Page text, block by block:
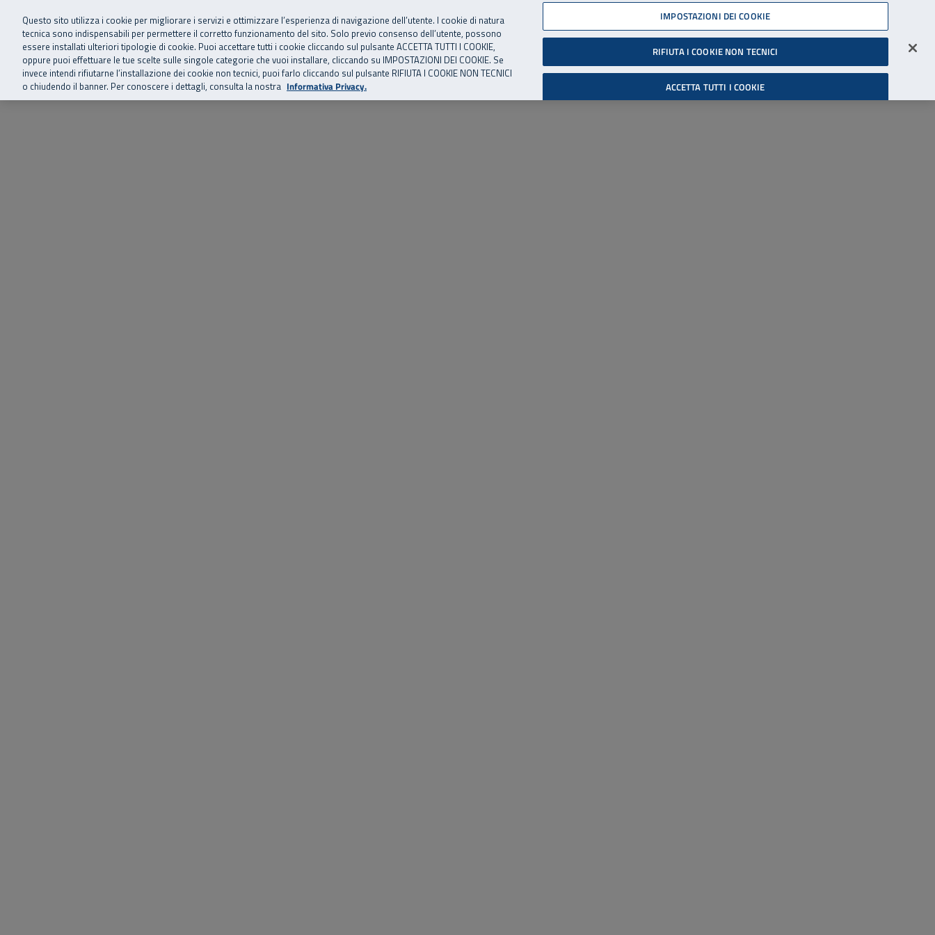
Vai al menu principale
Vai al contenuto principale
Vai al Footer 06 45539607
SuperAbile - il Contact Center Inail per il mondo della disabilità
Home Chi siamo Storie, news ed eventi Risorse utili Supporto Accessibilità
Cerca
Accedi all'area riservata
Questo sito utilizza i cookie per migliorare i servizi e ottimizzare l’esperienza di navigazione dell’utente. I cookie di natura
tecnica sono indispensabili per permettere il corretto funzionamento del sito. Solo previo consenso dell’utente, possono
essere installati ulteriori tipologie di cookie. Puoi accettare tutti i cookie cliccando sul pulsante ACCETTA TUTTI I COOKIE,
oppure puoi effettuare le tue scelte sulle singole categorie che vuoi installare, cliccando su IMPOSTAZIONI DEI COOKIE. Se
invece intendi rifiutarne l’installazione dei cookie non tecnici, puoi farlo cliccando sul pulsante RIFIUTA I COOKIE NON TECNICI
o chiudendo il banner. Per conoscere i dettagli, consulta la nostra Informativa Privacy.
IMPOSTAZIONI DEI COOKIE
RIFIUTA I COOKIE NON TECNICI
ACCETTA TUTTI I COOKIE